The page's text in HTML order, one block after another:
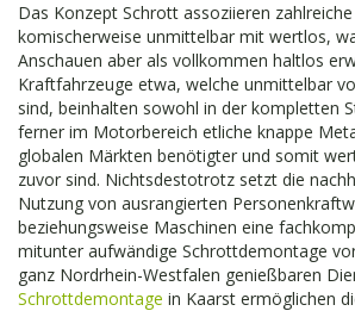
Das Konzept Schrott assoziieren
komischerweise unmittelbar mit wertlos,
Anschauen aber als vollkommen haltlos
Kraftfahrzeuge etwa, welche unmittelbar
sind, beinhalten sowohl in der kompletten
ferner im Motorbereich etliche knappe
globalen Märkten benötigter und somit
zuvor sind. Nichtsdestotrotz setzt die
Nutzung von ausrangierten
beziehungsweise Maschinen eine
mitunter aufwändige Schrottdemontage
ganz Nordrhein-Westfalen genießbaren
Schrottdemontage in Kaarst ermöglichen